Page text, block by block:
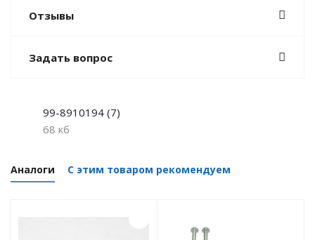
Отзывы
Задать вопрос
99-8910194 (7)
68 кб
Аналоги С этим товаром рекомендуем